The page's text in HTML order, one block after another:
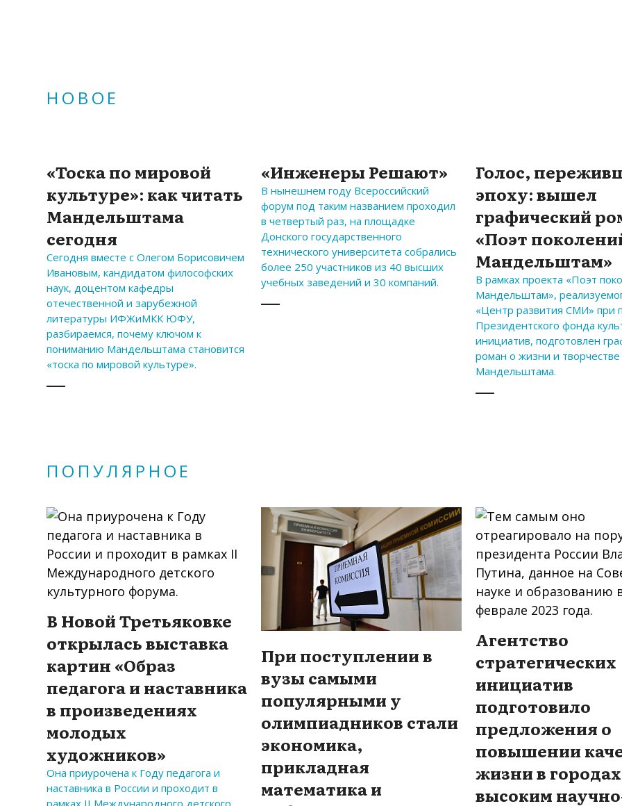
НОВОЕ
«Тоска по мировой
культуре»: как читать
Мандельштама
сегодня
Сегодня вместе с Олегом Борисовичем
Ивановым, кандидатом философских
наук, доцентом кафедры
отечественной и зарубежной
литературы ИФЖиМКК ЮФУ,
разбираемся, почему ключом к
пониманию Мандельштама становится
«тоска по мировой культуре».
«Инженеры Решают»
В нынешнем году Всероссийский
форум под таким названием проходил
в четвертый раз, на площадке
Донского государственного
технического университета собрались
более 250 участников из 40 высших
учебных заведений и 30 компаний.
Голос,
эпоху: вышел
графический
«Поэт
Мандельштам»
В рамках проекта «Поэт
Мандельштам»,
«Центр развития СМИ» при
Президентского фонда
инициатив, подготовлен
роман о жизни и
Мандельштама.
ПОПУЛЯРНОЕ
В Новой Третьяковке
открылась выставка
картин «Образ
педагога и наставника
в произведениях
молодых
художников»
Она приурочена к Году педагога и
наставника в России и проходит в
рамках II Международного детского
При поступлении в
вузы самыми
популярными у
олимпиадников стали
экономика,
прикладная
математика и
Агентство
стратегических
инициатив
подготовило
предложения о
повышении
жизни в
высоким